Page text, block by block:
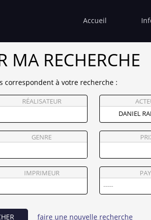
Accueil
MA RECHERCHE
correspondent à votre recherche :
RÉALISATEUR
GENRE
IMPRIMEUR
faire une nouvelle recherche